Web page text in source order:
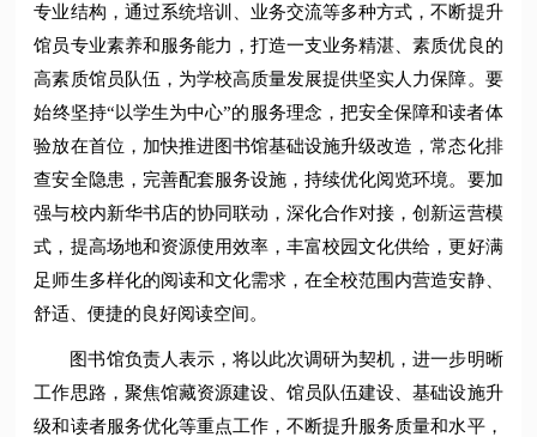
专业结构，通过系统培训、业务交流等多种方式，不断提升
馆员专业素养和服务能力，打造一支业务精湛、素质优良的
高素质馆员队伍，为学校高质量发展提供坚实人力保障。要
始终坚持“以学生为中心”的服务理念，把安全保障和读者体
验放在首位，加快推进图书馆基础设施升级改造，常态化排
查安全隐患，完善配套服务设施，持续优化阅览环境。要加
强与校内新华书店的协同联动，深化合作对接，创新运营模
式，提高场地和资源使用效率，丰富校园文化供给，更好满
足师生多样化的阅读和文化需求，在全校范围内营造安静、
舒适、便捷的良好阅读空间。
图书馆负责人表示，将以此次调研为契机，进一步明晰
工作思路，聚焦馆藏资源建设、馆员队伍建设、基础设施升
级和读者服务优化等重点工作，不断提升服务质量和水平，